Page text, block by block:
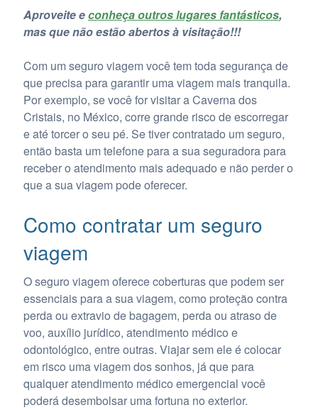
Aproveite econheça outros lugares fantásticos,
mas que não estão abertos à visitação!!!
Com um seguro viagem você tem toda segurança de
que precisa para garantir uma viagem mais tranquila.
Por exemplo, se você for visitar a Caverna dos
Cristais, no México, corre grande risco de escorregar
e até torcer o seu pé. Se tiver contratado um seguro,
então basta um telefone para a sua seguradora para
receber o atendimento mais adequado e não perder o
que a sua viagem pode oferecer.
Como contratar um seguro
viagem
O seguro viagem oferece coberturas que podem ser
essenciais para a sua viagem, como proteção contra
perda ou extravio de bagagem, perda ou atraso de
voo, auxílio jurídico, atendimento médico e
odontológico, entre outras. Viajar sem ele é colocar
em risco uma viagem dos sonhos, já que para
qualquer atendimento médico emergencial você
poderá desembolsar uma fortuna no exterior.